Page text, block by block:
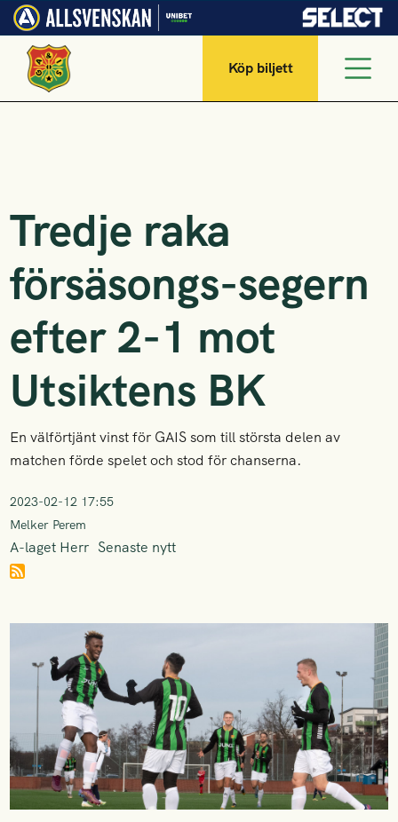
Köp biljett
Tredje raka
försäsongs-segern
efter 2-1 mot
Utsiktens BK
En välförtjänt vinst för GAIS som till största delen av
matchen förde spelet och stod för chanserna.
2023-02-12 17:55
Melker Perem
A-laget Herr Senaste nytt